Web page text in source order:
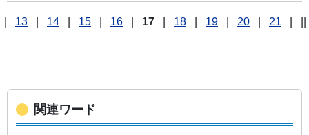
13 14 15 16 17 18 19 20 21
関連ワード